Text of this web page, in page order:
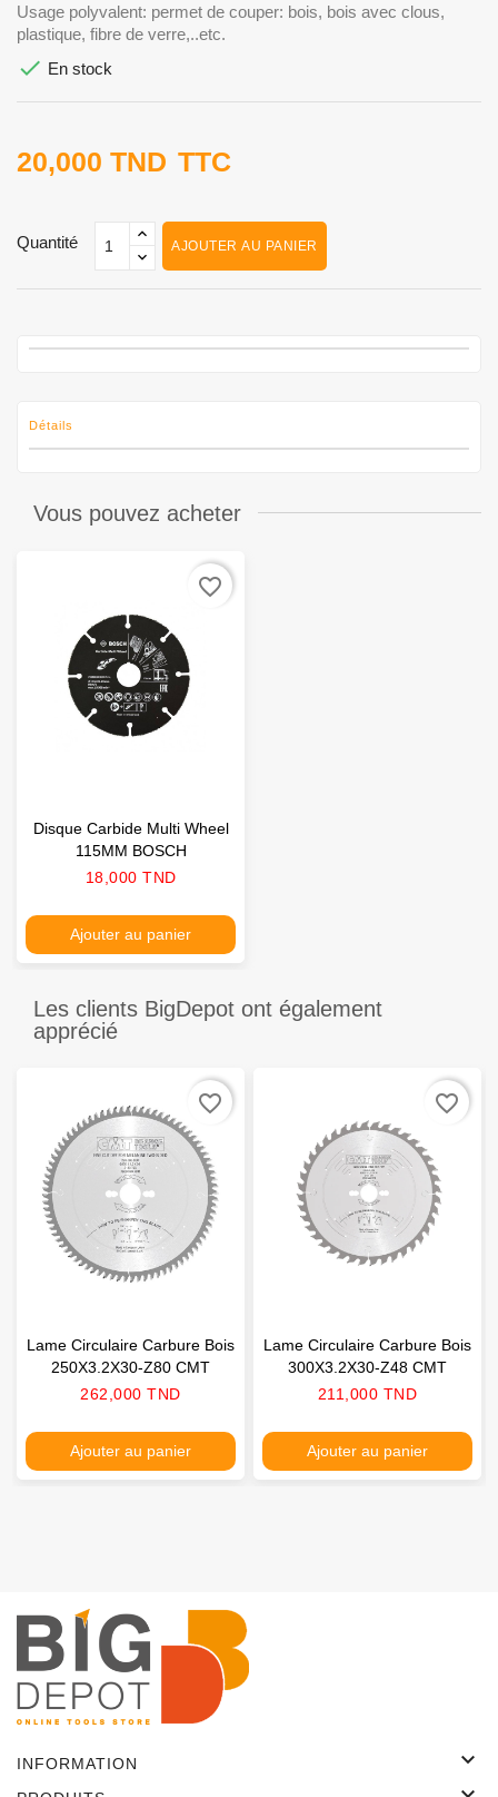
Usage polyvalent: permet de couper: bois, bois avec clous,
plastique, fibre de verre,..etc.
 En stock
20,000 TND TTC
Quantité AJOUTER AU PANIER
Détails
Vous pouvez acheter
Disque Carbide Multi Wheel
115MM BOSCH
Prix
18,000 TND
Ajouter au panier
favorite_border
Les clients BigDepot ont également
apprécié
Lame Circulaire Carbure Bois
250X3.2X30-Z80 CMT
Prix
262,000 TND
Ajouter au panier
favorite_border
Lame Circulaire Carbure Bois
300X3.2X30-Z48 CMT
Prix
211,000 TND
Ajouter au panier
favorite_border
INFORMATION 